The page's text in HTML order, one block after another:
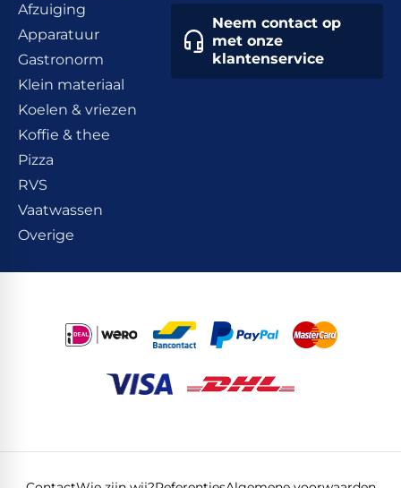
Afzuiging
Apparatuur
Gastronorm
Klein materiaal
Koelen & vriezen
Koffie & thee
Pizza
RVS
Vaatwassen
Overige
Neem contact op
met onze
klantenservice